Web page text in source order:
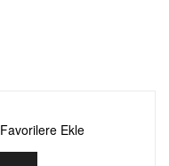
Favorilere Ekle